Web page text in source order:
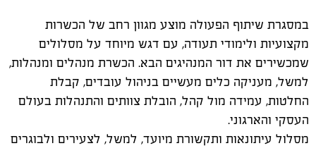
במסגרת שיתוף הפעולה מוצע מגוון רחב של הכשרות
מקצועיות ולימודי תעודה, עם דגש מיוחד על מסלולים
שמכשירים את דור המנהיגים הבא. הכשרת מנהלים ומנהלות,
למשל, מעניקה כלים מעשיים בניהול עובדים, קבלת
החלטות, עמידה מול קהל, הובלת צוותים והתנהלות בעולם
העסקי והארגוני.
מסלול עיתונאות ותקשורת מיועד, למשל, לצעירים ולבוגרים